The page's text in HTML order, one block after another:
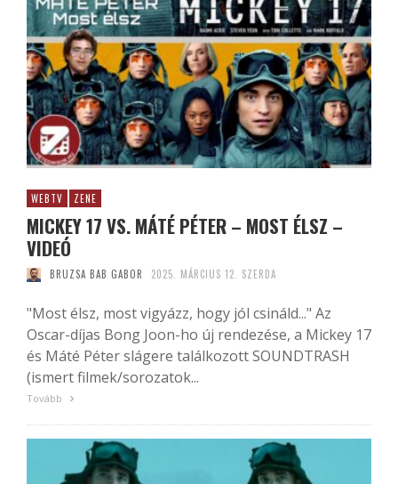
WEBTV ZENE
MICKEY 17 VS. MÁTÉ PÉTER – MOST ÉLSZ –
VIDEÓ
BRUZSA BAB GABOR 2025. MÁRCIUS 12. SZERDA
"Most élsz, most vigyázz, hogy jól csináld..." Az
Oscar-díjas Bong Joon-ho új rendezése, a Mickey 17
és Máté Péter slágere találkozott SOUNDTRASH
(ismert filmek/sorozatok...
Tovább